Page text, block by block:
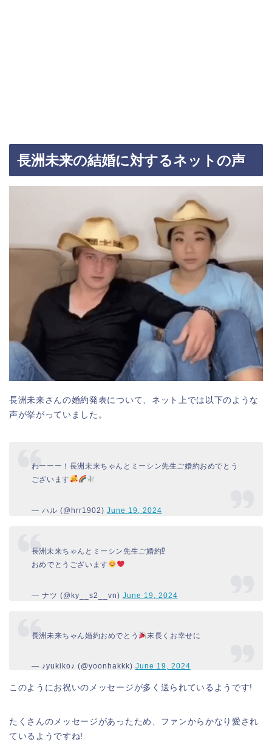
長洲未来の結婚に対するネットの声
長洲未来さんの婚約発表について、ネット上では以下のような
声が挙がっていました。
わーーー！長洲未来ちゃんとミーシン先生ご婚約おめでとう
ございます
— ハル (@hrr1902) June 19, 2024
長洲未来ちゃんとミーシン先生ご婚約⁉︎
おめでとうございます
— ナツ (@ky__s2__vn) June 19, 2024
長洲未来ちゃん婚約おめでとう 末長くお幸せに
— ♪yukiko♪ (@yoonhakkk) June 19, 2024
このようにお祝いのメッセージが多く送られているようです!
たくさんのメッセージがあったため、ファンからかなり愛され
ているようですね!